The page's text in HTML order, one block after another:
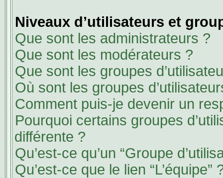
Niveaux d’utilisateurs et
Que sont les administrateurs ?
Que sont les modérateurs ?
Que sont les groupes
Où sont les groupes
Comment puis-je devenir un
Pourquoi certains groupes
différente ?
Qu’est-ce qu’un “Groupe
Qu’est-ce que le lien “L’équipe”